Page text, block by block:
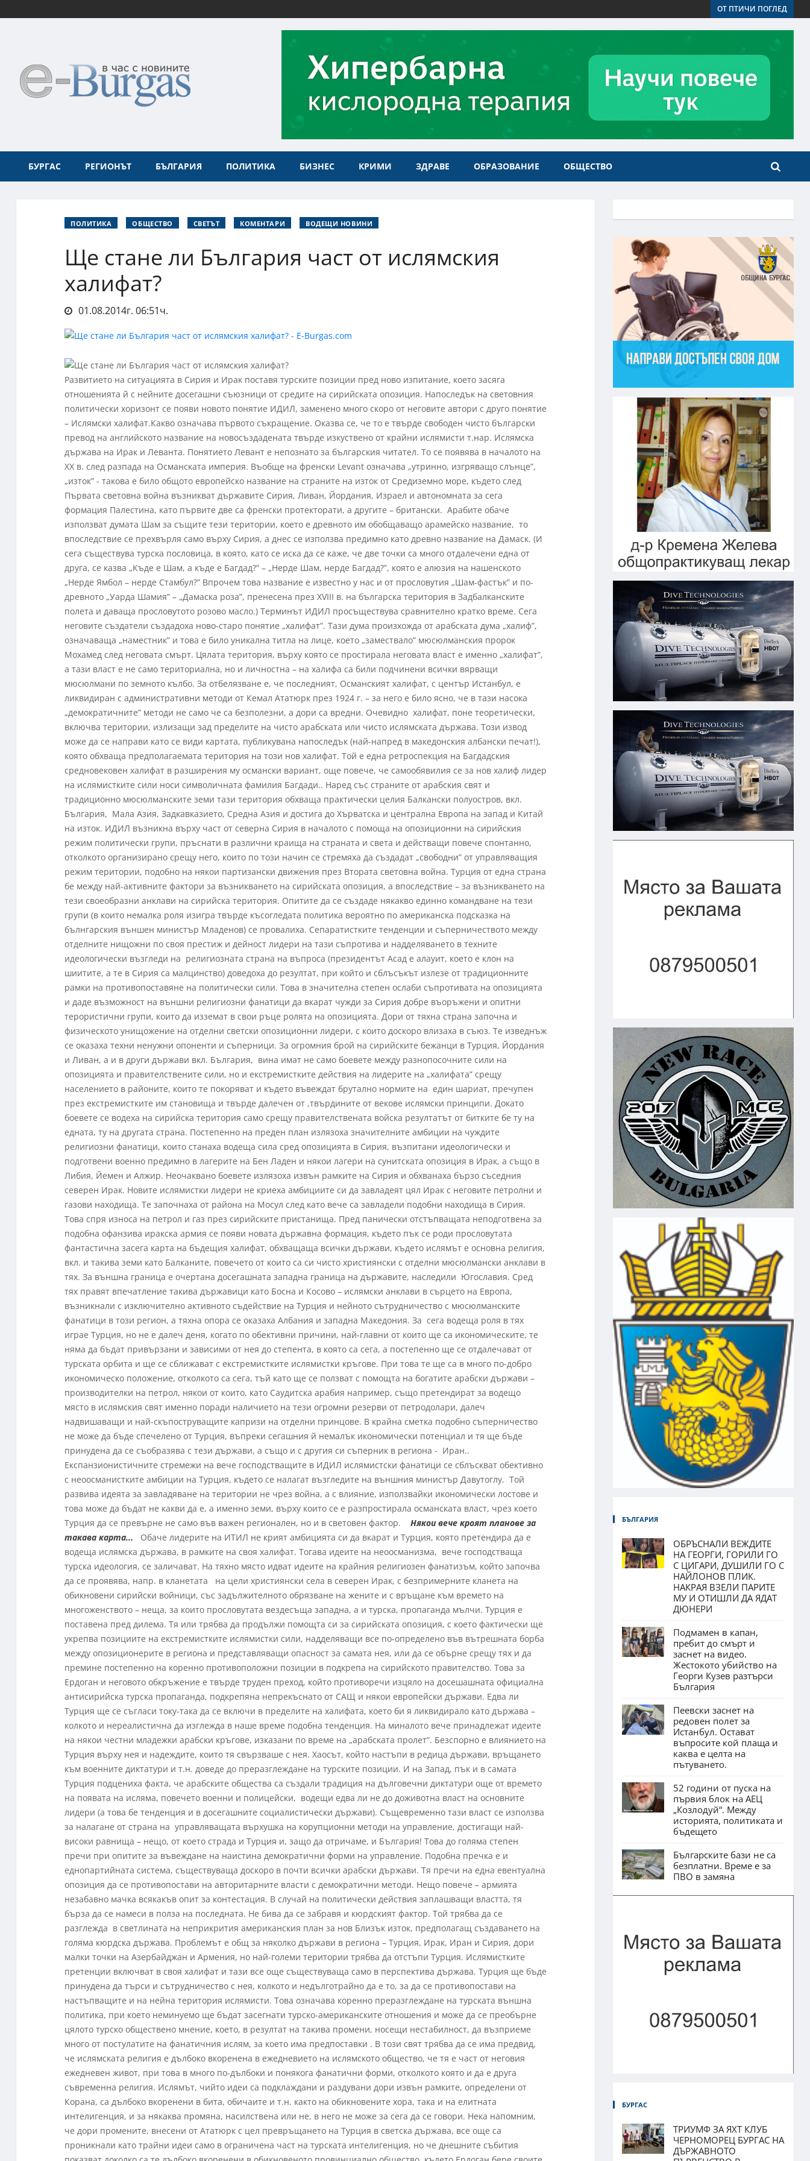
ОТ ПТИЧИ ПОГЛЕД
БУРГАС РЕГИОНЪТ БЪЛГАРИЯ ПОЛИТИКА БИЗНЕС КРИМИ ЗДРАВЕ ОБРАЗОВАНИЕ ОБЩЕСТВО
ПОЛИТИКА ОБЩЕСТВО СВЕТЪТ КОМЕНТАРИ ВОДЕЩИ НОВИНИ
Ще стане ли България част от ислямския
халифат?
01.08.2014г. 06:51ч.
Развитието на ситуацията в Сирия и Ирак поставя турските позиции пред ново изпитание, което засяга
отношенията й с нейните досегашни съюзници от средите на сирийската опозиция. Напоследък на световния
политически хоризонт се появи новото понятие ИДИЛ, заменено много скоро от неговите автори с друго понятие
– Ислямски халифат.Какво означава първото съкращение. Оказва се, че то е твърде свободен чисто български
превод на английското название на новосъздадената твърде изкуствено от крайни ислямисти т.нар. Ислямска
държава на Ирак и Леванта. Понятието Левант е непознато за българския читател. То се появява в началото на
ХХ в. след разпада на Османската империя. Въобще на френски Levant означава „утринно, изгряващо слънце”,
„изток” - такова е било общото европейско название на страните на изток от Средиземно море, където след
Първата световна война възникват държавите Сирия, Ливан, Йордания, Израел и автономната за сега
формация Палестина, като първите две са френски протекторати, а другите – британски. Арабите обаче
използват думата Шам за същите тези територии, което е древното им обобщаващо арамейско название, то
впоследствие се прехвърля само върху Сирия, а днес се използва предимно като древно название на Дамаск. (И
сега съществува турска пословица, в която, като се иска да се каже, че две точки са много отдалечени една от
друга, се казва „Къде е Шам, а къде е Багдад?” – „Нерде Шам, нерде Багдад?”, която е алюзия на нашенското
„Нерде Ямбол – нерде Стамбул?” Впрочем това название е известно у нас и от прословутия „Шам-фастък” и по-
древното „Уарда Шамия” – „Дамаска роза”, пренесена през ХVІІІ в. на българска територия в Задбалканските
полета и даваща прословутото розово масло.) Терминът ИДИЛ просъществува сравнително кратко време. Сега
неговите създатели създадоха ново-старо понятие „халифат”. Тази дума произхожда от арабската дума „халиф”,
означаваща „наместник” и това е било уникална титла на лице, което „замествало” мюсюлманския пророк
Мохамед след неговата смърт. Цялата територия, върху която се простирала неговата власт е именно „халифат”,
а тази власт е не само териториална, но и личностна – на халифа са били подчинени всички вярващи
мюсюлмани по земното кълбо. За отбелязване е, че последният, Османският халифат, с център Истанбул, е
ликвидиран с административни методи от Кемал Ататюрк през 1924 г. – за него е било ясно, че в тази насока
„демократичните” методи не само че са безполезни, а дори са вредни. Очевидно халифат, поне теоретически,
включва територии, излизащи зад пределите на чисто арабската или чисто ислямската държава. Този извод
може да се направи като се види картата, публикувана напоследък (най-напред в македонския албански печат!),
която обхваща предполагаемата територия на този нов халифат. Той е една ретроспекция на Багдадския
средновековен халифат в разширения му османски вариант, още повече, че самообявилия се за нов халиф лидер
на ислямистките сили носи символичната фамилия Багдади.. Наред със страните от арабския свят и
традиционно мюсюлманските земи тази територия обхваща практически целия Балкански полуостров, вкл.
България, Мала Азия, Задкавказието, Средна Азия и достига до Хърватска и централна Европа на запад и Китай
на изток. ИДИЛ възникна върху част от северна Сирия в началото с помоща на опозиционни на сирийския
режим политически групи, пръснати в различни краища на страната и света и действащи повече спонтанно,
отколкото организирано срещу него, които по този начин се стремяха да създадат „свободни” от управляващия
режим територии, подобно на някои партизански движения през Втората световна война. Турция от една страна
бе между най-активните фактори за възникването на сирийската опозиция, а впоследствие – за възникването на
тези своеобразни анклави на сирийска територия. Опитите да се създаде някакво единно командване на тези
групи (в които немалка роля изигра твърде късогледата политика вероятно по американска подсказка на
бълнгарския външен министър Младенов) се провалиха. Сепаратистките тенденции и съперничеството между
отделните нищожни по своя престиж и дейност лидери на тази съпротива и надделяването в техните
идеологически възгледи на религиозната страна на въпроса (президентът Асад е алауит, което е клон на
шиитите, а те в Сирия са малцинство) доведоха до резултат, при който и сблъсъкът излезе от традиционните
рамки на противопоставяне на политически сили. Това в значителна степен ослаби съпротивата на опозицията
и даде възможност на външни религиозни фанатици да вкарат чужди за Сирия добре въоръжени и опитни
терористични групи, които да изземат в свои ръце ролята на опозицията. Дори от тяхна страна започна и
физическото унищожение на отделни светски опозиционни лидери, с които доскоро влизаха в съюз. Те изведнъж
се оказаха техни ненужни опоненти и съперници. За огромния брой на сирийските бежанци в Турция, Йордания
и Ливан, а и в други държави вкл. България, вина имат не само боевете между разнопосочните сили на
опозицията и правителствените сили, но и екстремистките действия на лидерите на „халифата” срещу
населението в районите, които те покоряват и където въвеждат брутално нормите на един шариат, пречупен
през екстремистките им становища и твърде далечен от ,твърдините от векове ислямски принципи. Докато
боевете се водеха на сирийска територия само срещу правителствената войска резултатът от битките бе ту на
едната, ту на другата страна. Постепенно на преден план излязоха значителните амбиции на чуждите
религиозни фанатици, които станаха водеща сила сред опозицията в Сирия, възпитани идеологически и
подготвени военно предимно в лагерите на Бен Ладен и някои лагери на сунитската опозиция в Ирак, а също в
Либия, Йемен и Алжир. Неочаквано боевете излязоха извън рамките на Сирия и обхванаха бързо съседния
северен Ирак. Новите ислямистки лидери не криеха амбициите си да завладеят цял Ирак с неговите петролни и
газови находища. Те започнаха от района на Мосул след като вече са завладели подобни находища в Сирия.
Това спря износа на петрол и газ през сирийските пристанища. Пред панически отстъпващата неподготвена за
подобна офанзива иракска армия се появи новата държавна формация, където пък се роди прословутата
фантастична засега карта на бъдещия халифат, обхващаща всички държави, където ислямът е основна религия,
вкл. и такива земи като Балканите, повечето от които са си чисто християнски с отделни мюсюлмански анклави в
тях. За външна граница е очертана досегашната западна граница на държавите, наследили Югославия. Сред
тях правят впечатление такива държавици като Босна и Косово – ислямски анклави в сърцето на Европа,
възникнали с изключително активното съдействие на Турция и нейното сътрудничество с мюсюлманските
фанатици в този регион, а тяхна опора се оказаха Албания и западна Македония. За сега водеща роля в тях
играе Турция, но не е далеч деня, когато по обективни причини, най-главни от които ще са икономическите, те
няма да бъдат привързани и зависими от нея до степента, в която са сега, а постепенно ще се отдалечават от
турската орбита и ще се сближават с екстремистките ислямистки кръгове. При това те ще са в много по-добро
икономическо положение, отколкото са сега, тъй като ще се ползват с помощта на богатите арабски държави –
производителки на петрол, някои от които, като Саудитска арабия например, също претендират за водещо
място в ислямския свят именно поради наличието на тези огромни резерви от петродолари, далеч
надвишаващи и най-скъпоструващите капризи на отделни принцове. В крайна сметка подобно съперничество
не може да бъде спечелено от Турция, въпреки сегашния й немалък икономически потенциал и тя ще бъде
принудена да се съобразява с тези държави, а също и с другия си съперник в региона - Иран..
Експанзионистичните стремежи на вече господстващите в ИДИЛ ислямистски фанатици се сблъскват обективно
с неоосманистките амбиции на Турция, където се налагат възгледите на външния министър Давутоглу. Той
развива идеята за завладяване на територии не чрез война, а с влияние, използвайки икономически лостове и
това може да бъдат не какви да е, а именно земи, върху които се е разпростирала османската власт, чрез което
Турция да се превърне не само във важен регионален, но и в световен фактор.
Някои вече кроят планове за
такава карта... Обаче лидерите на ИТИЛ не крият амбицията си да вкарат и Турция, която претендира да е
водеща ислямска държава, в рамките на своя халифат. Тогава идеите на неоосманизма, вече господстваща
турска идеология, се заличават. На тяхно място идват идеите на крайния религиозен фанатизъм, който започва
да се проявява, напр. в кланетата на цели християнски села в северен Ирак, с безпримерните кланета на
обикновени сирийски войници, със задължителното обрязване на жените и с връщане към времето на
многоженството – неща, за които прословутата вездесъща западна, а и турска, пропаганда мълчи. Турция е
поставена пред дилема. Тя или трябва да продължи помощта си за сирийската опозиция, с което фактически ще
укрепва позициите на екстремистките ислямистки сили, надделяващи все по-определено във вътрешната борба
между опозиционерите в региона и представляващи опасност за самата нея, или да се обърне срещу тях и да
премине постепенно на коренно противоположни позиции в подкрепа на сирийското правителство. Това за
Ердоган и неговото обкръжение е твърде труден преход, който противоречи изцяло на досешашната официална
антисирийска турска пропаганда, подкрепяна непрекъснато от САЩ и някои европейски държави. Едва ли
Турция ще се съгласи току-така да се включи в пределите на халифата, което би я ликвидирало като държава –
колкото и нереалистична да изглежда в наше време подобна тенденция. На миналото вече принадлежат идеите
на някои честни младежки арабски кръгове, изказани по време на „арабската пролет”. Безспорно е влиянието на
Турция върху нея и надеждите, които тя свързваше с нея. Хаосът, който настъпи в редица държави, връщането
към военните диктатури и т.н. доведе до преразглеждане на турските позиции. И на Запад, пък и в самата
Турция подцениха факта, че арабските общества са създали традиция на дълговечни диктатури още от времето
на появата на исляма, повечето военни и полицейски, водещи едва ли не до доживотна власт на основните
лидери (а това бе тенденция и в досегашните социалистически държави). Същевременно тази власт се използва
за налагане от страна на управляващата върхушка на корупционни методи на управление, достигащи най-
високи равнища – нещо, от което страда и Турция и, защо да отричаме, и България! Това до голяма степен
пречи при опитите за въвеждане на наистина демократични форми на управление. Подобна пречка е и
еднопартийната система, съществуваща доскоро в почти всички арабски държави. Тя пречи на една евентуална
опозиция да се противопостави на авторитарните власти с демократични методи. Нещо повече – армията
незабавно мачка всякакъв опит за контестация. В случай на политически действия заплашващи властта, тя
бърза да се намеси в полза на последната. Не бива да се забравя и кюрдският фактор. Той трябва да се
разглежда в светлината на неприкрития американския план за нов Близък изток, предполагащ създаването на
голяма кюрдска държава. Проблемът е общ за няколко държави в региона – Турция, Ирак, Иран и Сирия, дори
малки точки на Азербайджан и Армения, но най-големи територии трябва да отстъпи Турция. Ислямистките
претенции включват в своя халифат и тази все още съществуваща само в перспектива държава. Турция ще бъде
принудена да търси и сътрудничество с нея, колкото и недълготрайно да е то, за да се противопостави на
настъпващите и на нейна територия ислямисти. Това означава коренно преразглеждане на турската външна
политика, при което неминуемо ще бъдат засегнати турско-американските отношения и може да се преобърне
цялото турско обществено мнение, което, в резултат на такива промени, носещи нестабилност, да възприеме
много от постулатите на фанатичния ислям, за което има предпоставки . В този свят трябва да се има предвид,
че ислямската религия е дълбоко вкоренена в ежедневието на ислямското общество, че тя е част от неговия
ежедневен живот, при това в много по-дълбоки и понякога фанатични форми, отколкото която и да е друга
съвременна религия. Ислямът, чийто идеи са подклаждани и раздувани дори извън рамките, определени от
Корана, са дълбоко вкоренени в бита, обичаите и т.н. както на обикновените хора, така и на елитната
интелигенция, и за някаква промяна, насилствена или не, в него не може за сега да се говори. Нека напомним,
че дори промените, внесени от Ататюрк с цел превръщането на Турция в светска държава, все още са
проникнали като трайни идеи само в ограничена част на турската интелигенция, но че днешните събития
БЪЛГАРИЯ
ОБРЪСНАЛИ ВЕЖДИТЕ
НА ГЕОРГИ, ГОРИЛИ ГО
С ЦИГАРИ, ДУШИЛИ ГО С
НАЙЛОНОВ ПЛИК.
НАКРАЯ ВЗЕЛИ ПАРИТЕ
МУ И ОТИШЛИ ДА ЯДАТ
ДЮНЕРИ
Подмамен в капан,
пребит до смърт и
заснет на видео.
Жестокото убийство на
Георги Кузев разтърси
България
Пеевски заснет на
редовен полет за
Истанбул. Остават
въпросите кой плаща и
каква е целта на
пътуването.
52 години от пуска на
първия блок на АЕЦ
„Козлодуй“. Между
историята, политиката и
бъдещето
Българските бази не са
безплатни. Време е за
ПВО в замяна
БУРГАС
ТРИУМФ ЗА ЯХТ КЛУБ
ЧЕРНОМОРЕЦ БУРГАС НА
ДЪРЖАВНОТО